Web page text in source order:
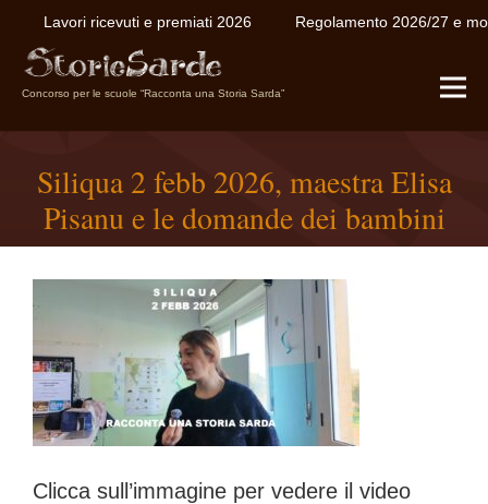
Lavori ricevuti e premiati 2026 Regolamento 2026/27 e
Concorso per le scuole “Racconta una Storia Sarda”
Siliqua 2 febb 2026, maestra Elisa
Pisanu e le domande dei bambini
Clicca sull’immagine per vedere il video